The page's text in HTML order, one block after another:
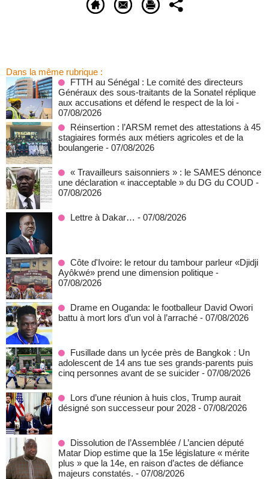
Dans la même rubrique :
FTTH au Sénégal : Le comité des directeurs
Généraux des sous-traitants de la Sonatel réplique
aux accusations et défend le respect de la loi -
07/08/2026
Réinsertion : l’ARSM remet des attestations à 45
stagiaires formés aux métiers agricoles et de la
boulangerie - 07/08/2026
« Travailleurs saisonniers » : le SAMES dénonce
une déclaration « inacceptable » du DG du COUD -
07/08/2026
Lettre à Dakar… - 07/08/2026
Côte d'Ivoire: le retour du tambour parleur «Djidji
Ayôkwé» prend une dimension politique -
07/08/2026
Drame en Ouganda: le footballeur David Owori
battu à mort lors d’un vol à l’arraché - 07/08/2026
Fusillade dans un lycée près de Bangkok : Un
adolescent de 14 ans tue ses grands-parents puis
cinq personnes avant de se suicider - 07/08/2026
Lors d’une réunion à huis clos, Trump aurait
désigné son successeur pour 2028 - 07/08/2026
Dissolution de l’Assemblée / L’ancien député
Matar Diop estime que la 15e législature « mérite
plus » que la 14e, en raison d’actes de défiance
majeurs constatés. - 07/08/2026